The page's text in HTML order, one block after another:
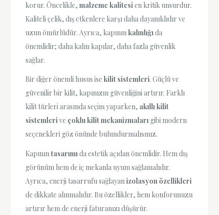
korur. Öncelikle,malzeme kalitesien kritik unsurdur.
Kaliteli çelik, dış etkenlere karşı daha dayanıklıdır ve
uzun ömürlüdür. Ayrıca, kapınınkalınlığıda
önemlidir; daha kalın kapılar, daha fazla güvenlik
sağlar.
Bir diğer önemli husus isekilit sistemleri. Güçlü ve
güvenilir bir kilit, kapınızın güvenliğini artırır. Farklı
kilit türleri arasında seçim yaparken, akıllı kilit
sistemlerive çoklu kilit mekanizmaları gibi modern
seçenekleri göz önünde bulundurmalısınız.
Kapınıntasarımı da estetik açıdan önemlidir. Hem dış
görünüm hem de iç mekanla uyum sağlamalıdır.
Ayrıca, enerji tasarrufu sağlayanizolasyon özellikleri
de dikkate alınmalıdır. Bu özellikler, hem konforunuzu
artırır hem de enerji faturanızı düşürür.